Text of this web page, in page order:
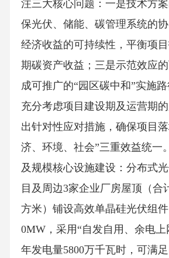
注三大核心问题：一是技术方
保光伏、储能、碳管理系统的
经济收益的可持续性，平衡项
期碳资产收益；三是示范效应
成可推广的“园区碳中和”实施
充分考虑项目建设期及运营期
出针对性应对措施，确保项目
济、环境、社会”三重效益统一
及规模核心设施建设：分布式
目及周边3家企业厂房屋顶（合
方米）铺设高效单晶硅光伏组
0MW，采用“自发自用、余电
年发电量5800万千瓦时，可满